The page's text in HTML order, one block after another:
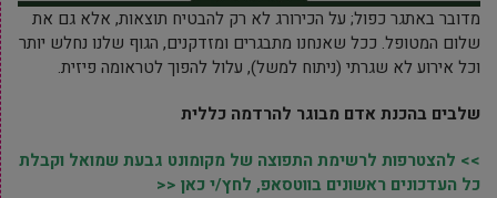
מדובר באתגר כפול; על הכירורג לא רק להבטיח תוצאות, אלא גם את
שלום המטופל. ככל שאנחנו מתבגרים ומזדקנים, הגוף שלנו נחלש יותר
וכל אירוע לא שגרתי (ניתוח למשל), עלול להפוך לטראומה פיזית.
שלבים בהכנת אדם מבוגר להרדמה כללית
>> להצטרפות לרשימת התפוצה של מקומונט גבעת שמואל וקבלת
כל העדכונים ראשונים בווטסאפ, לחץ/י כאן <<